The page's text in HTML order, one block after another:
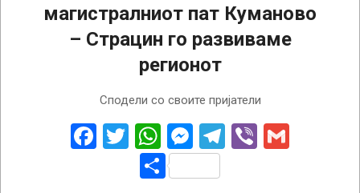
магистралниот пат Куманово
– Страцин го развиваме
регионот
Сподели со своите пријатели
Facebook
Twitter
WhatsApp
Messenger
Telegram
Viber
Share